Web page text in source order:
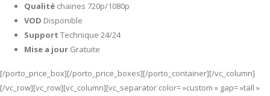
Qualité chaines 720p/1080p
VOD Disponible
Support Technique 24/24
Mise a jour Gratuite
[/porto_price_box][/porto_price_boxes][/porto_container][/vc_column]
[/vc_row][vc_row][vc_column][vc_separator color= »custom » gap= »tall »